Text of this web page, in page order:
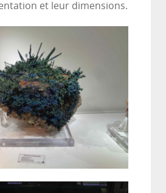
et leur dimensions.